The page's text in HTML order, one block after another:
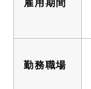
雇用期間
勤務職場